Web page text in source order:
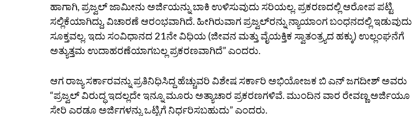
ಹಾಗಾಗಿ, ಪ್ರಜ್ವಲ್‌ ಜಾಮೀನು ಅರ್ಜಿಯನ್ನು ಬಾಕಿ ಉಳಿಸುವುದು ಸರಿಯಲ್ಲ. ಪ್ರಕರಣದಲ್ಲಿ ಆರೋಪ ಪಟ್ಟಿ
ಸಲ್ಲಿಕೆಯಾಗಿದ್ದು, ವಿಚಾರಣೆ ಆರಂಭವಾಗಿದೆ. ಹೀಗಿರುವಾಗ ಪ್ರಜ್ವಲ್‌ರನ್ನು ನ್ಯಾಯಾಂಗ ಬಂಧನದಲ್ಲಿ ಇಡುವುದು
ಸೂಕ್ತವಲ್ಲ. ಇದು ಸಂವಿಧಾನದ 21ನೇ ವಿಧಿಯ (ಜೀವನ ಮತ್ತು ವೈಯಕ್ತಿಕ ಸ್ವಾತಂತ್ರ್ಯದ ಹಕ್ಕು) ಉಲ್ಲಂಘನೆಗೆ
ಅತ್ಯುತ್ತಮ ಉದಾಹರಣೆಯಾಗಬಲ್ಲ ಪ್ರಕರಣವಾಗಿದೆ” ಎಂದರು.
ಆಗ ರಾಜ್ಯ ಸರ್ಕಾರವನ್ನು ಪ್ರತಿನಿಧಿಸಿದ್ದ ಹೆಚ್ಚುವರಿ ವಿಶೇಷ ಸರ್ಕಾರಿ ಅಭಿಯೋಜಕ ಬಿ ಎನ್‌ ಜಗದೀಶ್‌ ಅವರು
“ಪ್ರಜ್ವಲ್‌ ವಿರುದ್ಧ ಇದಲ್ಲದೇ ಇನ್ನೂ ಮೂರು ಅತ್ಯಾಚಾರ ಪ್ರಕರಣಗಳಿವೆ. ಮುಂದಿನ ವಾರ ರೇವಣ್ಣ ಅರ್ಜಿಯೂ
ಸೇರಿ ಎರಡೂ ಅರ್ಜಿಗಳನ್ನು ಒಟ್ಟಿಗೆ ನಿರ್ಧರಿಸಬಹುದು” ಎಂದರು.